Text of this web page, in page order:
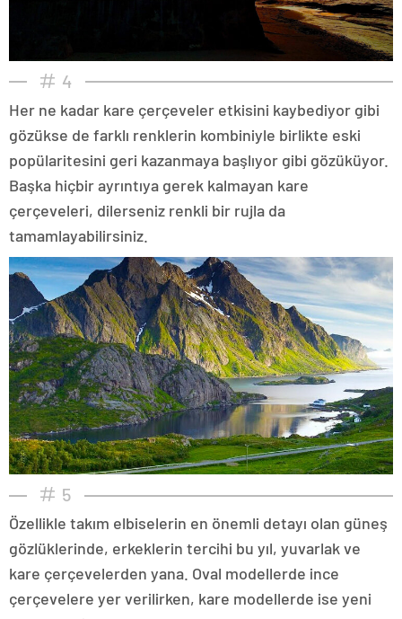
4
Her ne kadar kare çerçeveler etkisini kaybediyor gibi
gözükse de farklı renklerin kombiniyle birlikte eski
popülaritesini geri kazanmaya başlıyor gibi gözüküyor.
Başka hiçbir ayrıntıya gerek kalmayan kare
çerçeveleri, dilerseniz renkli bir rujla da
tamamlayabilirsiniz.
5
Özellikle takım elbiselerin en önemli detayı olan güneş
gözlüklerinde, erkeklerin tercihi bu yıl, yuvarlak ve
kare çerçevelerden yana. Oval modellerde ince
çerçevelere yer verilirken, kare modellerde ise yeni